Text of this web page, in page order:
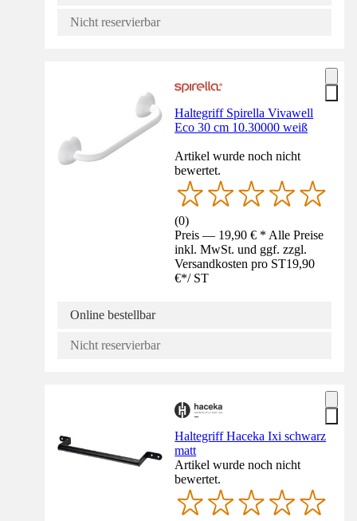
Nicht reservierbar
Haltegriff Spirella Vivawell
Eco 30 cm 10.30000 weiß
Artikel wurde noch nicht
bewertet.
(0)
Preis — 19,90 € * Alle Preise
inkl. MwSt. und ggf. zzgl.
Versandkosten pro ST19,90
€*/ ST
Online bestellbar
Nicht reservierbar
Haltegriff Haceka Ixi schwarz
matt
Artikel wurde noch nicht
bewertet.